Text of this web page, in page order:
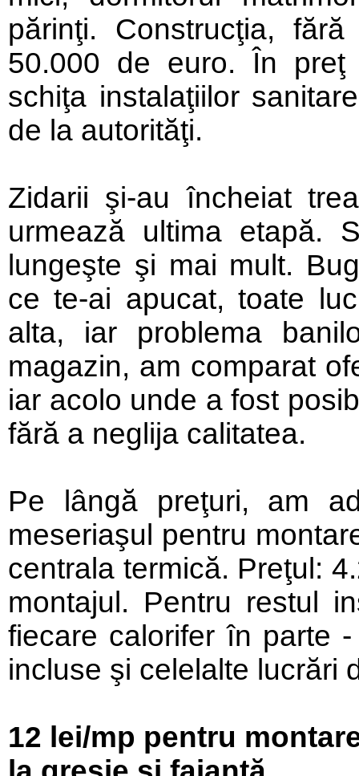
părinţi. Construcţia,
50.000 de euro. În preţ
schiţa instalaţiilor
de la autorităţi.
Zidarii şi-au încheiat
urmează ultima etapă.
lungeşte şi mai mult.
ce te-ai apucat, toate
alta, iar problema
magazin, am comparat
iar acolo unde a fost
fără a neglija calitatea.
Pe lângă preţuri, am
meseriaşul pentru
centrala termică. Preţul:
montajul. Pentru restul
fiecare calorifer în parte
incluse şi celelalte lucrări
12 lei/mp pentru